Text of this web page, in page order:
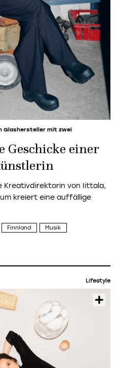
Glashersteller mit zwei
Geschicke einer
Kreativdirektorin von Iittala,
kreiert eine auffällige
Finnland Musik
Lifestyle